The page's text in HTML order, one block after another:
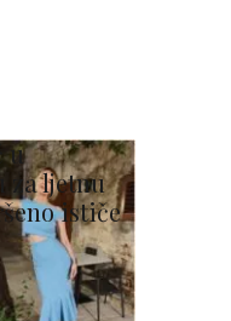
u
za ljetnu
ističe